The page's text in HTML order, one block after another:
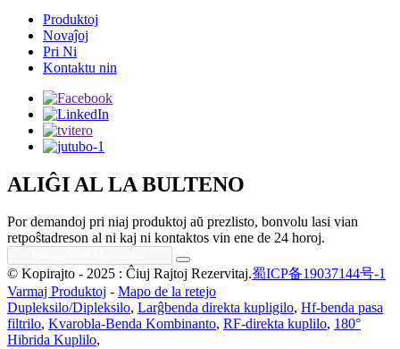
Produktoj
Novaĵoj
Pri Ni
Kontaktu nin
ALIĜI AL LA BULTENO
Por demandoj pri niaj produktoj aŭ prezlisto, bonvolu lasi vian
retpoŝtadreson al ni kaj ni kontaktos vin ene de 24 horoj.
© Kopirajto - 2025 : Ĉiuj Rajtoj Rezervitaj.蜀ICP备19037144号-1
Varmaj Produktoj - Mapo de la retejo
Dupleksilo/Dipleksilo, Larĝbenda direkta kupligilo, Hf-benda pasa
filtrilo, Kvarobla-Benda Kombinanto, RF-direkta kuplilo, 180°
Hibrida Kuplilo,